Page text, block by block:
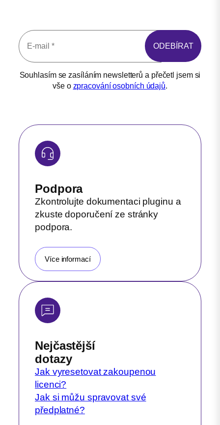
Souhlasím se zasíláním newsletterů a přečetl jsem si
vše o zpracování osobních údajů.
Podpora
Zkontrolujte dokumentaci pluginu a
zkuste doporučení ze stránky
podpora.
Více informací
Nejčastější
dotazy
Jak vyresetovat zakoupenou
licenci?
Jak si můžu spravovat své
předplatné?